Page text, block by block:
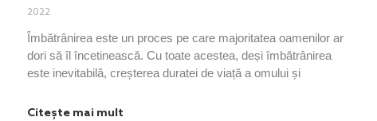
2022
Îmbătrânirea este un proces pe care majoritatea oamenilor ar
dori să îl încetinească. Cu toate acestea, deși îmbătrânirea
este inevitabilă, creșterea duratei de viață a omului și
Citește mai mult